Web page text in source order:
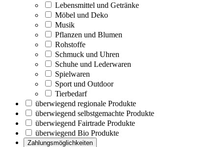
Lebensmittel und Getränke
Möbel und Deko
Musik
Pflanzen und Blumen
Rohstoffe
Schmuck und Uhren
Schuhe und Lederwaren
Spielwaren
Sport und Outdoor
Tierbedarf
überwiegend regionale Produkte
überwiegend selbstgemachte Produkte
überwiegend Fairtrade Produkte
überwiegend Bio Produkte
Zahlungsmöglichkeiten